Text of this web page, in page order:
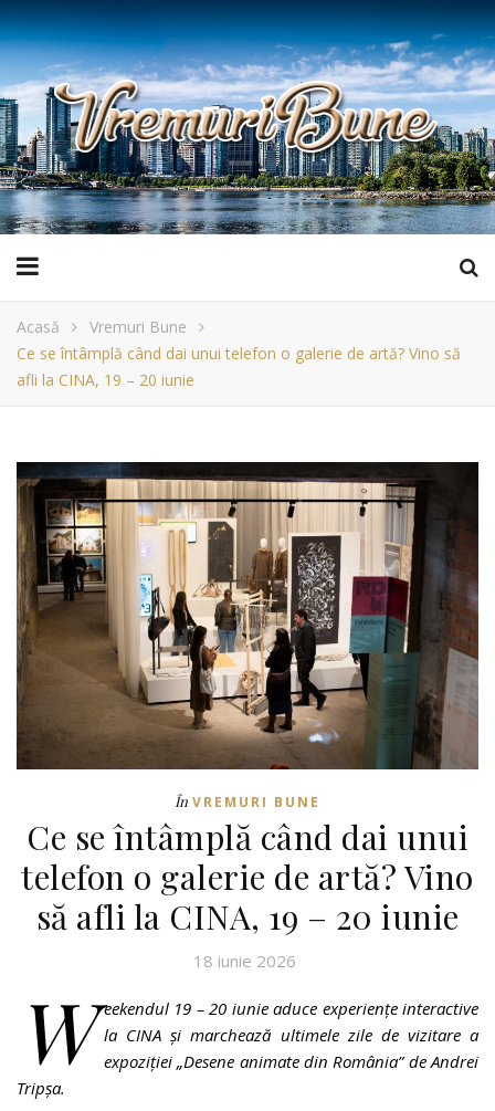
Acasă
Vremuri Bune
Ce se întâmplă când dai unui telefon o galerie de artă? Vino să
afli la CINA, 19 – 20 iunie
În VREMURI BUNE
Ce se întâmplă când dai unui
telefon o galerie de artă? Vino
să afli la CINA, 19 – 20 iunie
18 iunie 2026
W eekendul 19 – 20 iunie aduce experiențe interactive
la CINA și marchează ultimele zile de vizitare a
expoziției „Desene animate din România” de Andrei
Tripșa.